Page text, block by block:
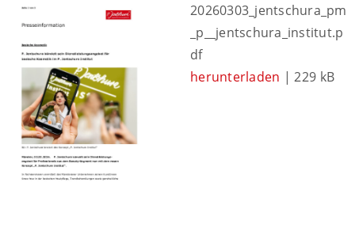
20260303_jentschura_pm
_p__jentschura_institut.p
df
herunterladen | 229 kB